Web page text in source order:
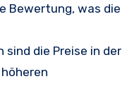
Bewertung, was die
sind die Preise in der